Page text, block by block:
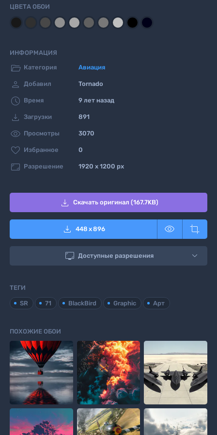
ЦВЕТА ОБОИ
ИНФОРМАЦИЯ
 Категория Авиация
 Добавил Tornado
 Время 9 лет назад
 Загрузки 891
 Просмотры 3070
 Избранное 0
 Разрешение 1920 x 1200 px
 Скачать оригинал (167.7KB)
 448 x896  
 Доступные разрешения
ТЕГИ
SR 71 BlackBird Graphic Арт
ПОХОЖИЕ ОБОИ